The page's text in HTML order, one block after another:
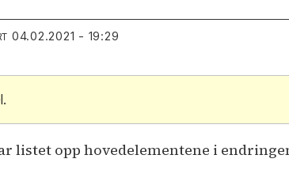
04.02.2021 - 19:29
listet opp hovedelementene i